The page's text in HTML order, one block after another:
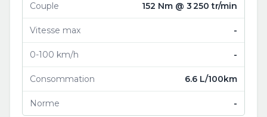
Couple 152 Nm @ 3 250 tr/min
Vitesse max -
0-100 km/h -
Consommation 6.6 L/100km
Norme -